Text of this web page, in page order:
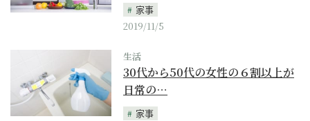
家事
2019/11/5
生活
30代から50代の女性の６割以上が
日常の…
家事